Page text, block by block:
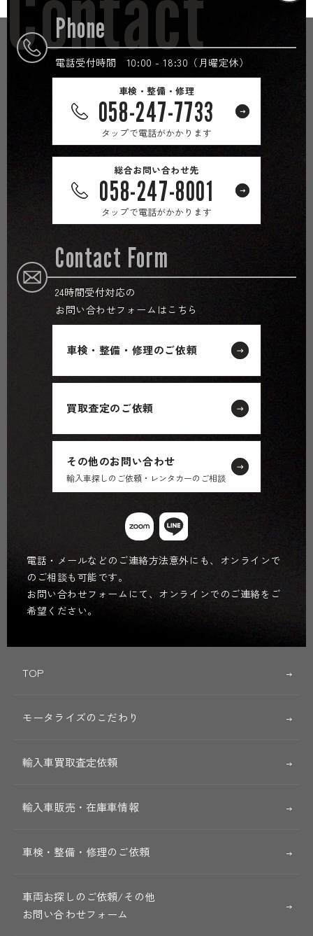
Phone
電話受付時間 10:00 - 18:30（月曜定休）
車検・整備・修理
058-247-7733
タップで電話がかかります
総合お問い合わせ先
058-247-8001
タップで電話がかかります
Contact Form
24時間受付対応の
お問い合わせフォームはこちら
車検・整備・修理のご依頼
買取査定のご依頼
その他のお問い合わせ
輸入車探しのご依頼・レンタカーのご相談
電話・メールなどのご連絡方法意外にも、オンラインで
のご相談も可能です。
お問い合わせフォームにて、オンラインでのご連絡をご
希望ください。
TOP
モータライズのこだわり
輸入車買取査定依頼
輸入車販売・在庫車情報
車検・整備・修理のご依頼
車両お探しのご依頼/その他
お問い合わせフォーム